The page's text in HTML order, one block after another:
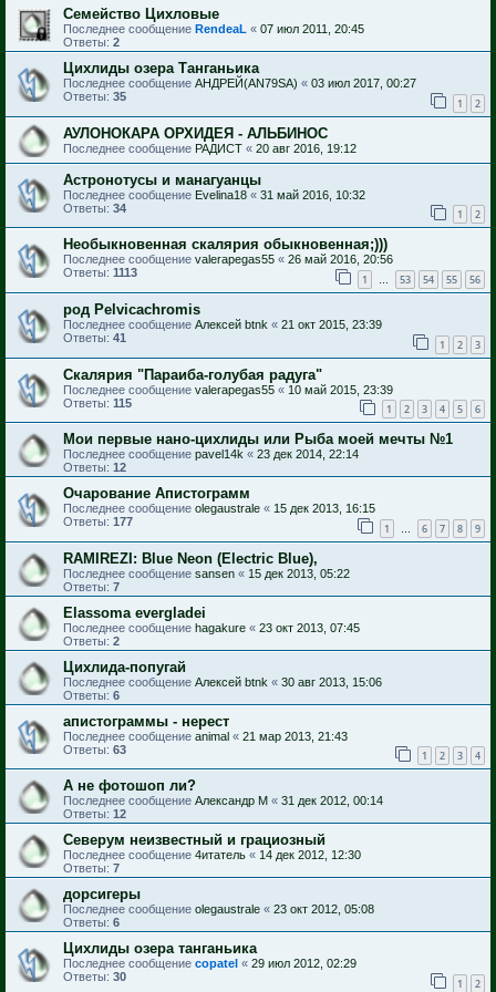
Семейство Цихловые
Последнее сообщение RendeaL « 07 июл 2011, 20:45
Ответы: 2
Цихлиды озера Танганьика
Последнее сообщение АНДРЕЙ(AN79SA) « 03 июл 2017, 00:27
Ответы: 35 1 2
АУЛОНОКАРА ОРХИДЕЯ - АЛЬБИНОС
Последнее сообщение РАДИСТ « 20 авг 2016, 19:12
Астронотусы и манагуанцы
Последнее сообщение Evelina18 « 31 май 2016, 10:32
Ответы: 34 1 2
Необыкновенная скалярия обыкновенная;)))
Последнее сообщение valerapegas55 « 26 май 2016, 20:56
Ответы: 1113 1 … 53 54 55 56
род Pelvicachromis
Последнее сообщение Алексей btnk « 21 окт 2015, 23:39
Ответы: 41 1 2 3
Скалярия "Параиба-голубая радуга"
Последнее сообщение valerapegas55 « 10 май 2015, 23:39
Ответы: 115 1 2 3 4 5 6
Мои первые нано-цихлиды или Рыба моей мечты №1
Последнее сообщение pavel14k « 23 дек 2014, 22:14
Ответы: 12
Очарование Апистограмм
Последнее сообщение olegaustrale « 15 дек 2013, 16:15
Ответы: 177 1 … 6 7 8 9
RAMIREZI: Blue Neon (Electric Blue),
Последнее сообщение sansen « 15 дек 2013, 05:22
Ответы: 7
Elassoma evergladei
Последнее сообщение hagakure « 23 окт 2013, 07:45
Ответы: 2
Цихлида-попугай
Последнее сообщение Алексей btnk « 30 авг 2013, 15:06
Ответы: 6
апистограммы - нерест
Последнее сообщение animal « 21 мар 2013, 21:43
Ответы: 63 1 2 3 4
А не фотошоп ли?
Последнее сообщение Александр М « 31 дек 2012, 00:14
Ответы: 12
Северум неизвестный и грациозный
Последнее сообщение 4итатель « 14 дек 2012, 12:30
Ответы: 7
дорсигеры
Последнее сообщение olegaustrale « 23 окт 2012, 05:08
Ответы: 6
Цихлиды озера танганьика
Последнее сообщение copatel « 29 июл 2012, 02:29
Ответы: 30 1 2